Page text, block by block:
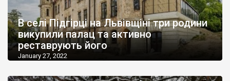
В селі Підгірці на Львівщіні три родини
викупили палац та активно
реставрують його
January 27, 2022